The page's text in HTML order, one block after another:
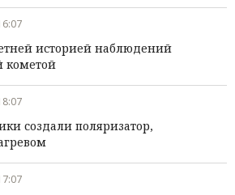
историей наблюдений
кометой
создали поляризатор,